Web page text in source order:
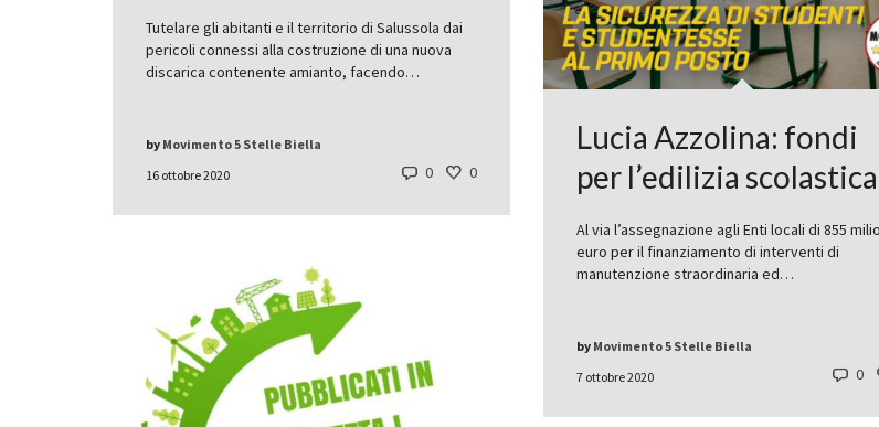
Tutelare gli abitanti e il territorio di Salussola dai
pericoli connessi alla costruzione di una nuova
discarica contenente amianto, facendo…
16 ottobre 2020
by Movimento 5 Stelle Biella
0 0
Lucia Azzolina: fondi
per l’edilizia scolastica
Al via l’assegnazione agli Enti locali di 855
euro per il finanziamento di interventi di
manutenzione straordinaria ed…
7 ottobre 2020
by Movimento 5 Stelle Biella
0